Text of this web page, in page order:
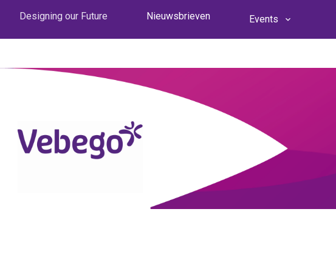
Designing our Future Nieuwsbrieven Events
Event 11 september